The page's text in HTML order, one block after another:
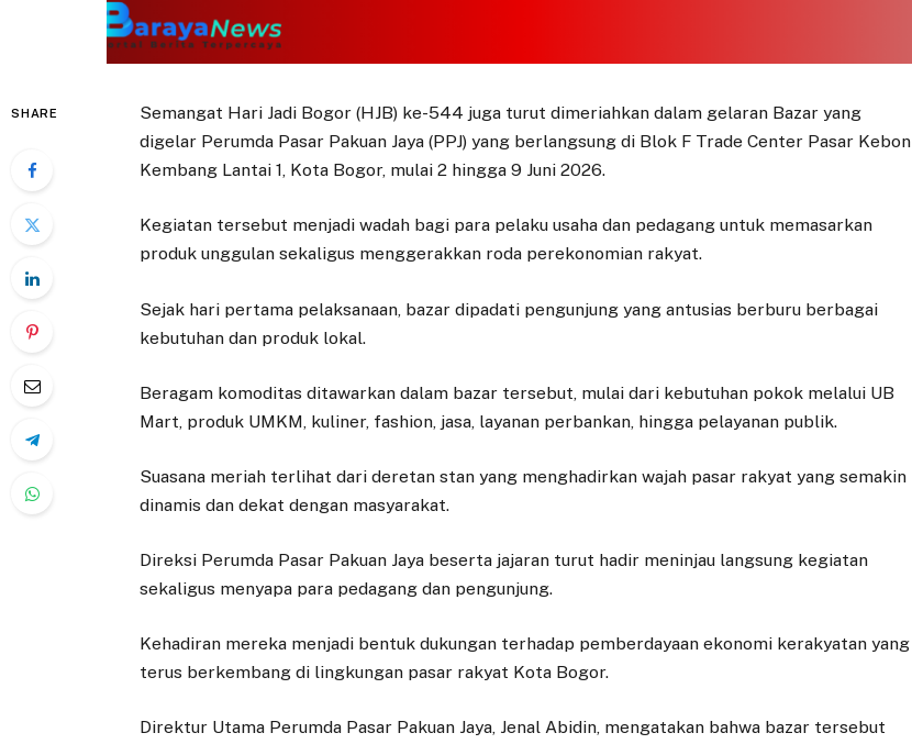
SHARE
Semangat Hari Jadi Bogor (HJB) ke-544 juga turut dimeriahkan dalam gelaran Bazar yang
digelar Perumda Pasar Pakuan Jaya (PPJ) yang berlangsung di Blok F Trade Center Pasar Kebon
Kembang Lantai 1, Kota Bogor, mulai 2 hingga 9 Juni 2026.
Kegiatan tersebut menjadi wadah bagi para pelaku usaha dan pedagang untuk memasarkan
produk unggulan sekaligus menggerakkan roda perekonomian rakyat.
Sejak hari pertama pelaksanaan, bazar dipadati pengunjung yang antusias berburu berbagai
kebutuhan dan produk lokal.
Beragam komoditas ditawarkan dalam bazar tersebut, mulai dari kebutuhan pokok melalui UB
Mart, produk UMKM, kuliner, fashion, jasa, layanan perbankan, hingga pelayanan publik.
Suasana meriah terlihat dari deretan stan yang menghadirkan wajah pasar rakyat yang semakin
dinamis dan dekat dengan masyarakat.
Direksi Perumda Pasar Pakuan Jaya beserta jajaran turut hadir meninjau langsung kegiatan
sekaligus menyapa para pedagang dan pengunjung.
Kehadiran mereka menjadi bentuk dukungan terhadap pemberdayaan ekonomi kerakyatan yang
terus berkembang di lingkungan pasar rakyat Kota Bogor.
Direktur Utama Perumda Pasar Pakuan Jaya, Jenal Abidin, mengatakan bahwa bazar tersebut